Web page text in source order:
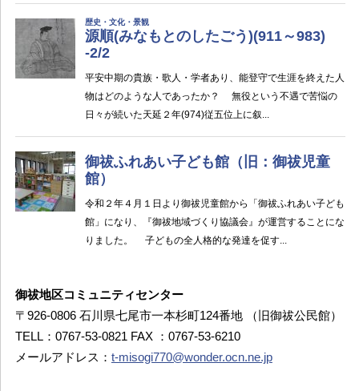
御祓地区コミュニティセンター
〒926-0806 石川県七尾市一本杉町124番地 （旧御祓公民館）
TELL：0767-53-0821 FAX ：0767-53-6210
メールアドレス： t-misogi770@wonder.ocn.ne.jp